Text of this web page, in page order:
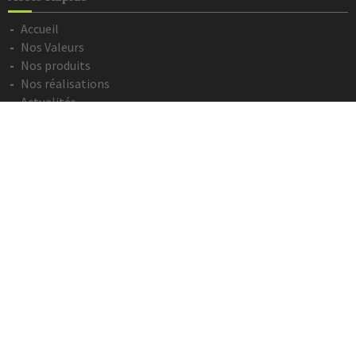
Accueil
Nos Valeurs
Nos produits
Nos réalisations
Actualités